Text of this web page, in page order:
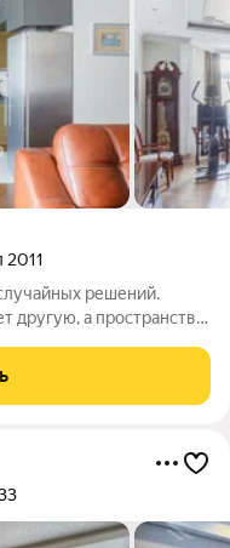
2011
решений.
другую, а пространство
удобным долгие годы.